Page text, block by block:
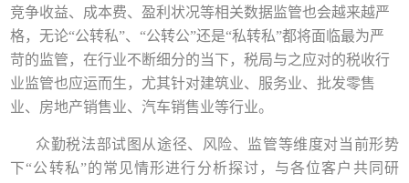
竞争收益、成本费、盈利状况等相关数据监管也会越来越严
格，无论“公转私”、“公转公”还是“私转私”都将面临最为严
苛的监管，在行业不断细分的当下，税局与之应对的税收行
业监管也应运而生，尤其针对建筑业、服务业、批发零售
业、房地产销售业、汽车销售业等行业。
众勤税法部试图从途径、风险、监管等维度对当前形势
下“公转私”的常见情形进行分析探讨，与各位客户共同研